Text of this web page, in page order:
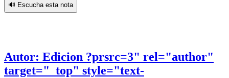
🔊 Escucha esta nota
Autor: Edicion ?prsrc=3" rel="author"
target="_top" style="text-